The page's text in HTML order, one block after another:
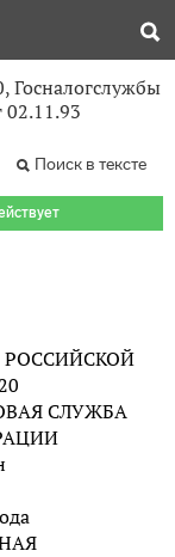
Поиск в тексте
СЛУЖБА